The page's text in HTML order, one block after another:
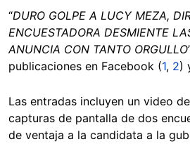
“DURO GOLPE A LUCY MEZA,
ENCUESTADORA DESMIENTE
ANUNCIA CON TANTO ORGULLO
publicaciones en Facebook (1, 2)
Las entradas incluyen un video
capturas de pantalla de dos
de ventaja a la candidata a la